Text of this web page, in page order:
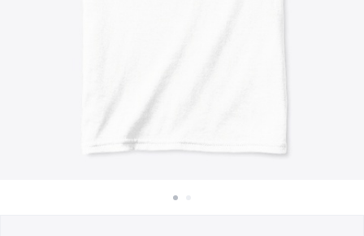
Unisex Classic Crewneck Sweatshirt